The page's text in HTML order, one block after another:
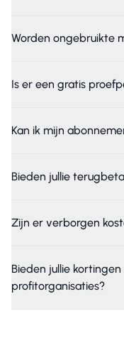
Worden ongebruikte
Is er een gratis
Kan ik mijn
Bieden jullie
Zijn er verborgen
Bieden jullie
profitorganisaties?